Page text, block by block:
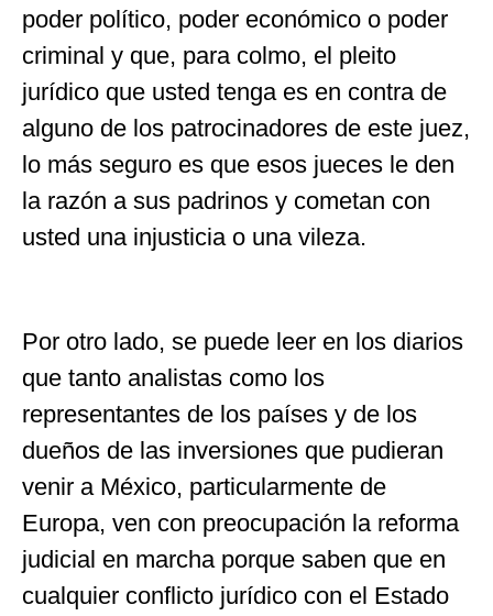
poder político, poder económico o poder
criminal y que, para colmo, el pleito
jurídico que usted tenga es en contra de
alguno de los patrocinadores de este juez,
lo más seguro es que esos jueces le den
la razón a sus padrinos y cometan con
usted una injusticia o una vileza.
Por otro lado, se puede leer en los diarios
que tanto analistas como los
representantes de los países y de los
dueños de las inversiones que pudieran
venir a México, particularmente de
Europa, ven con preocupación la reforma
judicial en marcha porque saben que en
cualquier conflicto jurídico con el Estado